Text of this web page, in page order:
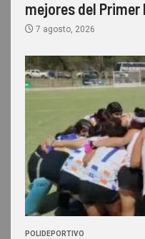
mejores del Primer
7 agosto, 2026
POLIDEPORTIVO